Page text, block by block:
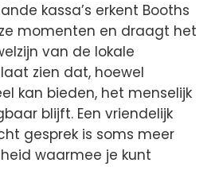
kassa’s erkent Booths
momenten en draagt het
van de lokale
zien dat, hoewel
kan bieden, het menselijk
blijft. Een vriendelijk
gesprek is soms meer
waarmee je kunt